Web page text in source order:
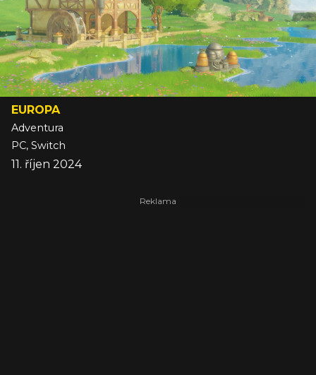
EUROPA
Adventura
PC, Switch
11. říjen 2024